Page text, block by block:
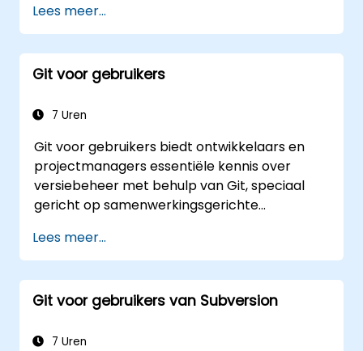
monitoring. Dit vormt de standaardoplossing
voor organisaties die alle functionaliteiten van
GitLab willen benutten zonder afhankelijk te
zijn van SaaS-diensten of datagegevens naar
Lees meer...
Git voor gebruikers
7 Uren
Git voor gebruikers biedt ontwikkelaars en
projectmanagers essentiële kennis over
versiebeheer met behulp van Git, speciaal
gericht op samenwerkingsgerichte
behandelt de belangrijkste principes van het
Git-datamodel, de verschillende objecttypen,
strategieën voor het maken en beheren van
branches, evenals methoden voor
komen effectieve technieken aan bod zoals
Lees meer...
Git voor gebruikers van Subversion
7 Uren